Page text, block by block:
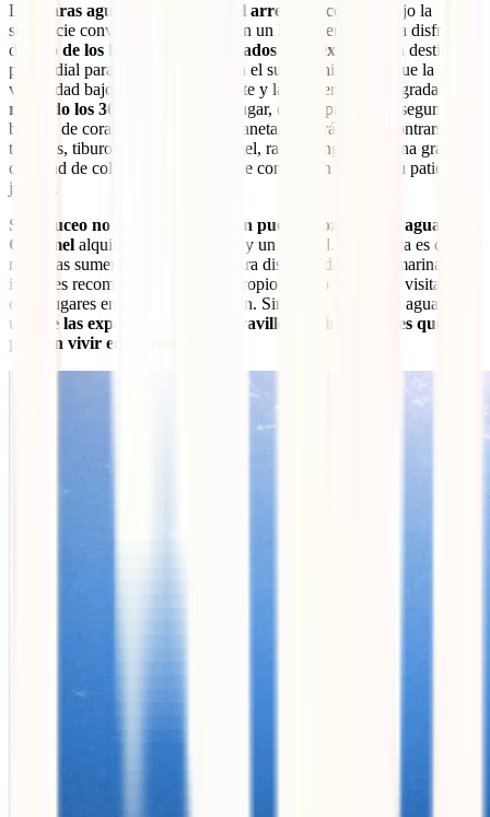
Las claras aguas y la riqueza del arrecife
escondido bajo la
superficie convierten a Cozumel en un lugar perfecto para disfrutar
de
uno de los buceos más destacados en México
. Es un destino
primordial para aquellos que aman el submarinismo, ya que la
visibilidad bajo el agua es excelente y la temperatura es agradable,
rozando los 30 grados
. En este lugar, que es parte de la segunda
barrera de coral más grande del planeta, no será raro encontrarse con
tortugas, tiburones gata, peces ángel, rayas, langostas y una gran
cantidad de coloridos pececitos que consideran el coral su patio de
juegos.
Si el buceo no es lo tuyo, también puedes gozar de las aguas de
Cozumel alquilando una máscara y un snorkel. La ventaja es que no
necesitas sumergirte demasiado para disfrutar de la vida marina de la
isla, y es recomendable llevar tu propio equipo si planeas visitar
otros lugares en la costa de Yucatán. Sin duda, lanzarte al agua es
una de las experiencias más maravillosas e inolvidables que se
pueden vivir en Cozumel